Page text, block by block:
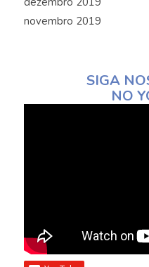
novembro 2019
SIGA
NO